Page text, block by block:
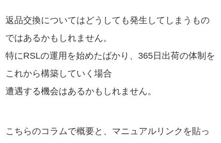
返品交換についてはどうしても発生してしまうもの
ではあるかもしれません。
特にRSLの運用を始めたばかり、365日出荷の体制を
これから構築していく場合
遭遇する機会はあるかもしれません。
こちらのコラムで概要と、マニュアルリンクを貼っ